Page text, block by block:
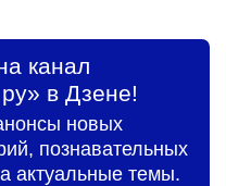
канал
в Дзене!
новых
познавательных
актуальные темы.